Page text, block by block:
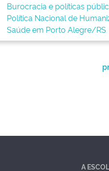
Burocracia e políticas
Política Nacional de
Saúde em Porto Alegre/RS
A